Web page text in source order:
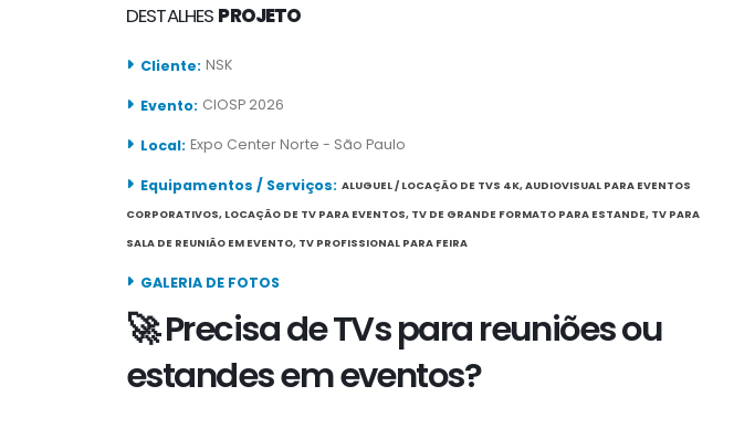
DESTALHES PROJETO
Cliente: NSK
Evento: CIOSP 2026
Local: Expo Center Norte - São Paulo
Equipamentos / Serviços: ALUGUEL / LOCAÇÃO DE TVS 4K,AUDIOVISUAL PARA EVENTOS
CORPORATIVOS, LOCAÇÃO DE TV PARA EVENTOS, TV DE GRANDE FORMATO PARA ESTANDE, TV PARA
SALA DE REUNIÃO EM EVENTO, TV PROFISSIONAL PARA FEIRA
GALERIA DE FOTOS
🚀 Precisa de TVs para reuniões ou
estandes em eventos?